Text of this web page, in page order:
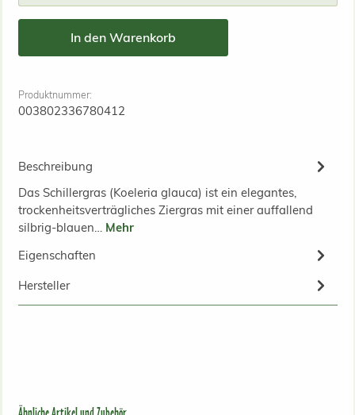
In den Warenkorb
Produktnummer:
003802336780412
Beschreibung
Das Schillergras (Koeleria glauca) ist ein elegantes,
trockenheitsverträgliches Ziergras mit einer auffallend
silbrig-blauen… Mehr
Eigenschaften
Hersteller
Produktgalerie überspringen